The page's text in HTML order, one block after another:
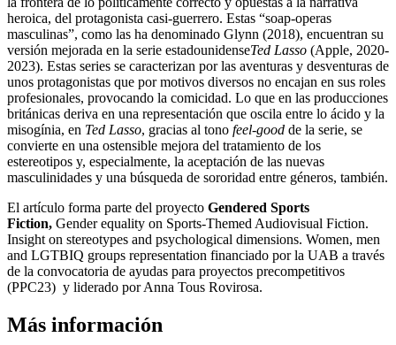
heroica, del protagonista casi-guerrero. Estas “soap-operas
masculinas”, como las ha denominado Glynn (2018), encuentran su
versión mejorada en la serie estadounidenseTed Lasso (Apple, 2020-
2023). Estas series se caracterizan por las aventuras y desventuras de
unos protagonistas que por motivos diversos no encajan en sus roles
profesionales, provocando la comicidad. Lo que en las producciones
británicas deriva en una representación que oscila entre lo ácido y la
misogínia, en Ted Lasso, gracias al tono feel-good de la serie, se
convierte en una ostensible mejora del tratamiento de los
estereotipos y, especialmente, la aceptación de las nuevas
masculinidades y una búsqueda de sororidad entre géneros, también.
El artículo forma parte del proyecto Gendered Sports
Fiction, Gender equality on Sports-Themed Audiovisual Fiction.
Insight on stereotypes and psychological dimensions. Women, men
and LGTBIQ groups representation financiado por la UAB a través
de la convocatoria de ayudas para proyectos precompetitivos
(PPC23) y liderado por Anna Tous Rovirosa.
Más información